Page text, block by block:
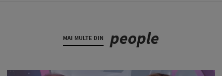
MAI MULTE DIN people